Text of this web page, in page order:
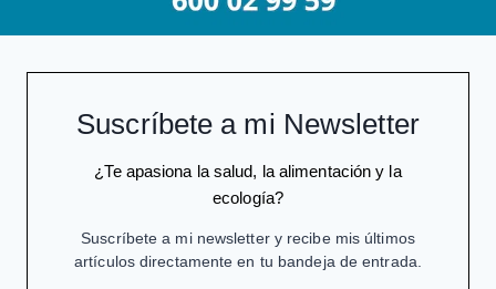
Suscríbete a mi Newsletter
¿Te apasiona la salud, la alimentación y la
ecología?
Suscríbete a mi newsletter y recibe mis últimos
artículos directamente en tu bandeja de entrada.